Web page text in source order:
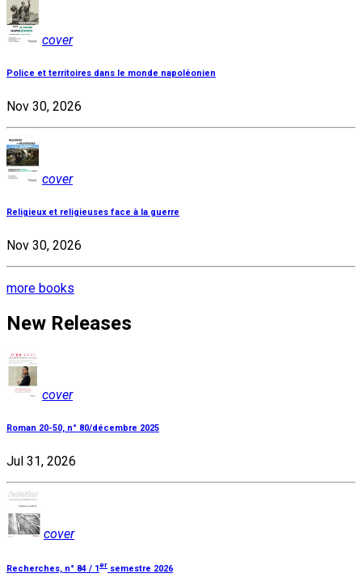
cover
Police et territoires dans le monde napoléonien
Nov 30, 2026
cover
Religieux et religieuses face à la guerre
Nov 30, 2026
more books
New Releases
cover
Roman 20-50, n° 80/décembre 2025
Jul 31, 2026
cover
Recherches, n° 84 / 1 er semestre 2026